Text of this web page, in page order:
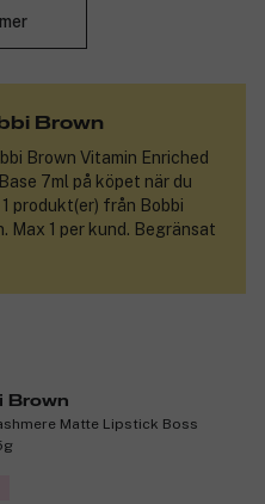
nyans med en balans mellan
Brown
Brown Vitamin Enriched
7ml på köpet när du
1 produkt(er) från Bobbi
Max 1 per kund. Begränsat
Brown
Matte Lipstick Boss